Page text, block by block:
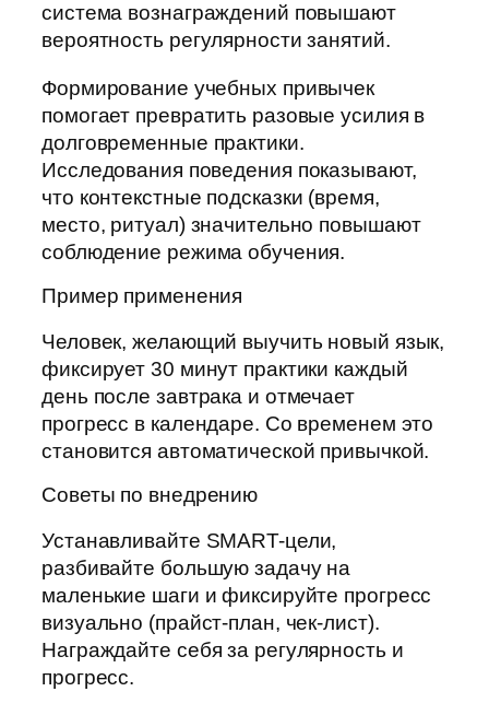
система вознаграждений повышают
вероятность регулярности занятий.
Формирование учебных привычек
помогает превратить разовые усилия в
долговременные практики.
Исследования поведения показывают,
что контекстные подсказки (время,
место, ритуал) значительно повышают
соблюдение режима обучения.
Пример применения
Человек, желающий выучить новый язык,
фиксирует 30 минут практики каждый
день после завтрака и отмечает
прогресс в календаре. Со временем это
становится автоматической привычкой.
Советы по внедрению
Устанавливайте SMART-цели,
разбивайте большую задачу на
маленькие шаги и фиксируйте прогресс
визуально (прайст-план, чек-лист).
Награждайте себя за регулярность и
прогресс.